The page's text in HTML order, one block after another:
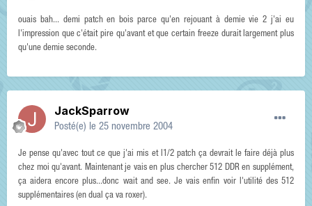
ouais bah... demi patch en bois parce qu'en rejouant à demie vie 2 j'ai eu
l'impression que c'était pire qu'avant et que certain freeze durait largement plus
qu'une demie seconde.
JackSparrow
Posté(e) le 25 novembre 2004
Je pense qu'avec tout ce que j'ai mis et l1/2 patch ça devrait le faire déjà plus
chez moi qu'avant. Maintenant je vais en plus chercher 512 DDR en supplément,
ça aidera encore plus...donc wait and see. Je vais enfin voir l'utilité des 512
supplémentaires (en dual ça va roxer).